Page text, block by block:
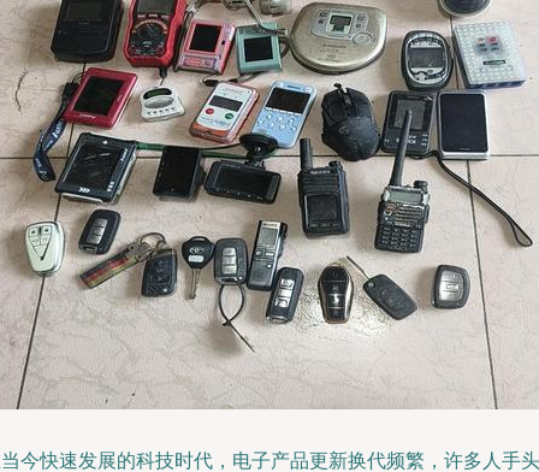
今快速发展的科技时代，电子产品更新换代频繁，许多人手头